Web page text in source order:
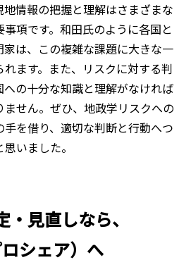
情報の把握と理解はさまざまな
項です。和田氏のように各国と
は、この複雑な課題に大きな一
ます。また、リスクに対する判
の十分な知識と理解がなければ
せん。ぜひ、地政学リスクへの
を借り、適切な判断と行動へつ
いました。
見直しなら、
シェア）へ